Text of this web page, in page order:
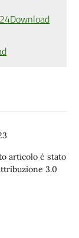
Download
articolo è stato
3.0